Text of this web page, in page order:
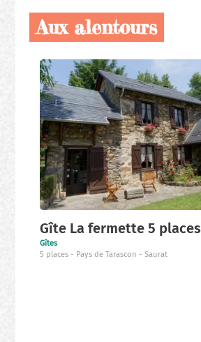
Aux alentours
Nos
producteurs
locaux
Gîte La fermette 5 places
Gîtes
5 places
Pays de Tarascon Saurat